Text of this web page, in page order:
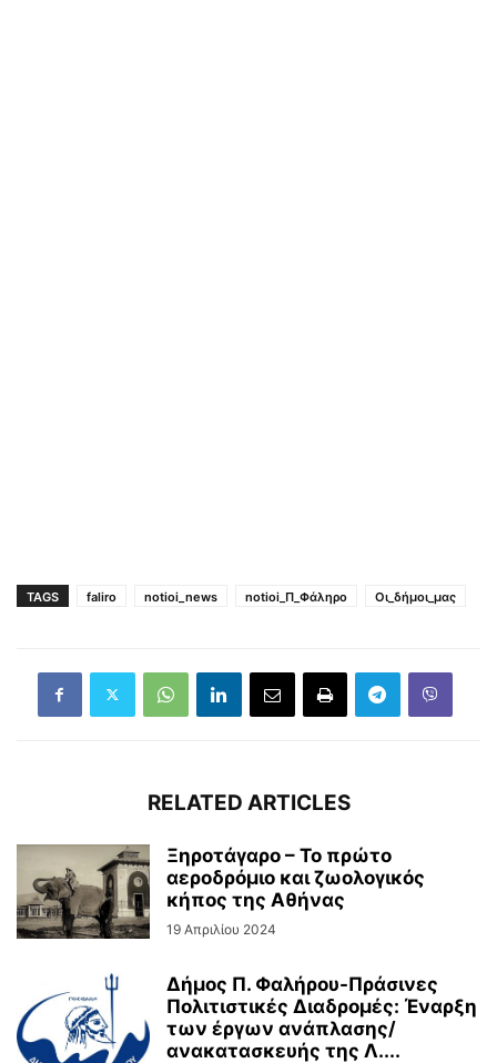
TAGS faliro notioi_news notioi_Π_Φάληρο Οι_δήμοι_μας
RELATED ARTICLES
Ξηροτάγαρο – Το πρώτο
αεροδρόμιο και ζωολογικός
κήπος της Αθήνας
19 Απριλίου 2024
Δήμος Π. Φαλήρου-Πράσινες
Πολιτιστικές Διαδρομές: Έναρξη
των έργων ανάπλασης/
ανακατασκευής της Λ....